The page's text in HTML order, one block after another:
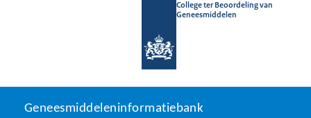
College ter Beoordeling van
Geneesmiddelen
Geneesmiddeleninformatiebank
U
Geneesmiddeleninformatiebank